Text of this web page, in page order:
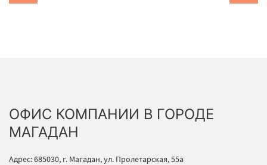
ОФИС КОМПАНИИ В ГОРОДЕ
МАГАДАН
Адрес: 685030, г. Магадан, ул. Пролетарская, 55а